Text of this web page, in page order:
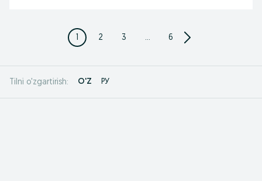
1 2 3 ... 6
Tilni o'zgartirish: O'Z РУ